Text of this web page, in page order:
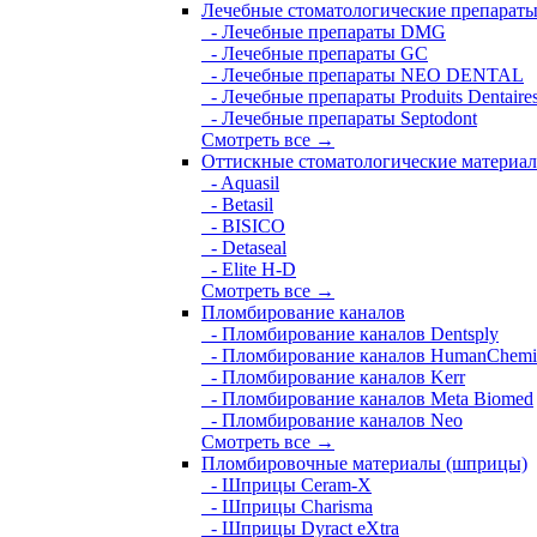
Лечебные стоматологические препараты
- Лечебные препараты DMG
- Лечебные препараты GC
- Лечебные препараты NEO DENTAL
- Лечебные препараты Produits
- Лечебные препараты Septodont
Смотреть все →
Оттискные стоматологические
- Aquasil
- Betasil
- BISICO
- Detaseal
- Elite H-D
Смотреть все →
Пломбирование каналов
- Пломбирование каналов Dentsply
- Пломбирование каналов
- Пломбирование каналов Kerr
- Пломбирование каналов Meta Biomed
- Пломбирование каналов Neo
Смотреть все →
Пломбировочные материалы (шприцы)
- Шприцы Ceram-X
- Шприцы Charisma
- Шприцы Dyract eXtra